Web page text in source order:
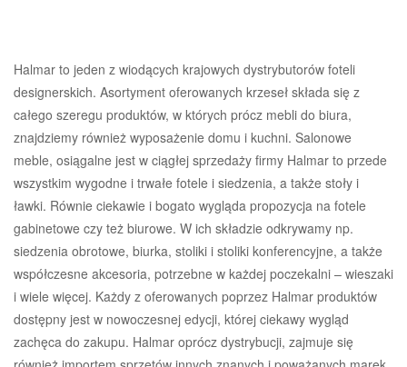
Halmar to jeden z wiodących krajowych dystrybutorów foteli
designerskich. Asortyment oferowanych krzeseł składa się z
całego szeregu produktów, w których prócz mebli do biura,
znajdziemy również wyposażenie domu i kuchni. Salonowe
meble, osiągalne jest w ciągłej sprzedaży firmy Halmar to przede
wszystkim wygodne i trwałe fotele i siedzenia, a także stoły i
ławki. Równie ciekawie i bogato wygląda propozycja na fotele
gabinetowe czy też biurowe. W ich składzie odkrywamy np.
siedzenia obrotowe, biurka, stoliki i stoliki konferencyjne, a także
współczesne akcesoria, potrzebne w każdej poczekalni – wieszaki
i wiele więcej. Każdy z oferowanych poprzez Halmar produktów
dostępny jest w nowoczesnej edycji, której ciekawy wygląd
zachęca do zakupu. Halmar oprócz dystrybucji, zajmuje się